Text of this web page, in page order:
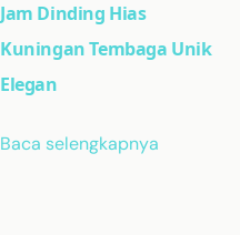
Jam Dinding Hias
Kuningan Tembaga Unik
Elegan
Baca selengkapnya